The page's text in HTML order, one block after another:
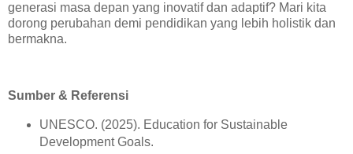
generasi masa depan yang inovatif dan adaptif? Mari kita
dorong perubahan demi pendidikan yang lebih holistik dan
bermakna.
Sumber & Referensi
UNESCO. (2025). Education for Sustainable
Development Goals.